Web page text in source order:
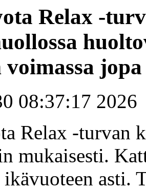
Relax -
08:37:17 2026
Relax -turvan
mukaisesti.
ikävuoteen asti.